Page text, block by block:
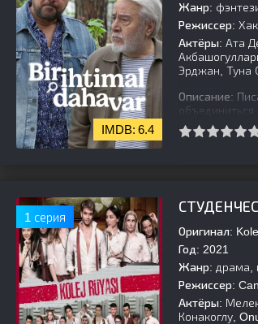
6.4
Жанр:
Режиссер:
Актёры: Ата
Эрджан, Туна
Описание:
его
1 серия
Оригинал:
Год: 2021
Жанр: драма,
Режиссер:
Актёры:
Конакоглу,